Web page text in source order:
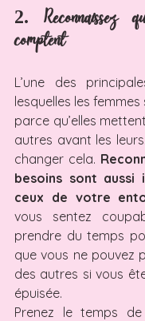
2. Reconnaissez
comptent
L’une des
lesquelles les femmes
parce qu’elles
autres avant les
changer cela.
besoins sont aussi
ceux de votre
vous sentez
prendre du temps
que vous ne pouvez
des autres si vous
épuisée.
Prenez le temps